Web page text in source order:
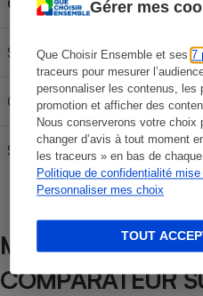
Gérer mes
Que Choisir Ensemble et ses7
traceurs pour mesurer
personnaliser les contenus, les
promotion et afficher des
Nous conserverons votre choix
changer d’avis à tout moment
les traceurs » en bas de
Politique de confidentialité
Personnaliser mes choix
TOUT
SP 95-E10 59,64 €
Gazole 64,74 €
SP 98 63,24 €
MÉTHODOLOGIE
COMPARATEUR